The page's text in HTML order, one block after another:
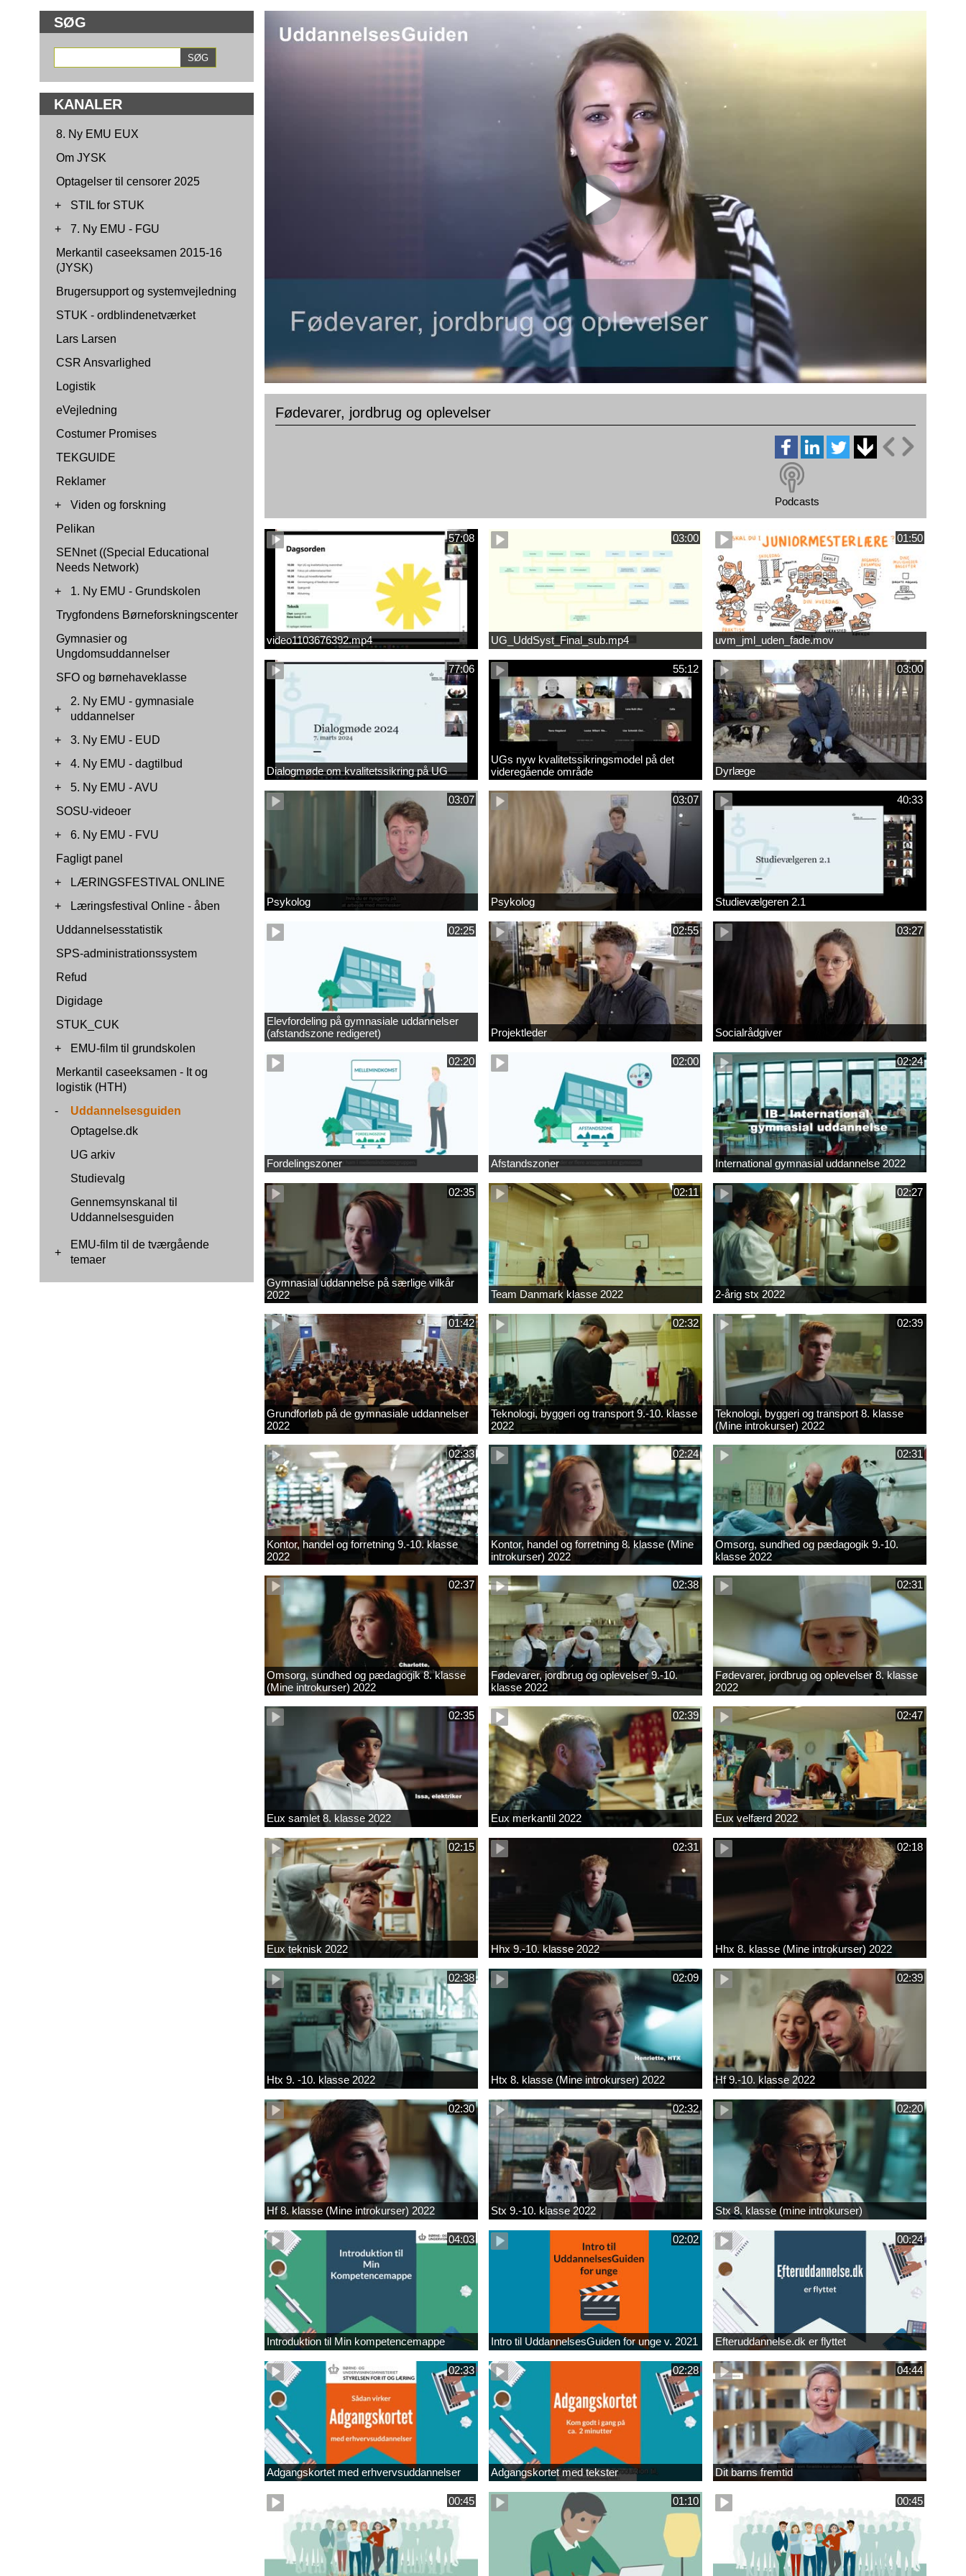
SØG
KANALER
8. Ny EMU EUX
Om JYSK
Optagelser til censorer 2025
+
STIL for STUK
+
7. Ny EMU - FGU
Merkantil caseeksamen 2015-16
(JYSK)
Brugersupport og systemvejledning
STUK - ordblindenetværket
Lars Larsen
CSR Ansvarlighed
Logistik
eVejledning
Costumer Promises
TEKGUIDE
Reklamer
+
Viden og forskning
Pelikan
SENnet ((Special Educational
Needs Network)
+
1. Ny EMU - Grundskolen
Trygfondens Børneforskningscenter
Gymnasier og
Ungdomsuddannelser
SFO og børnehaveklasse
+
2. Ny EMU - gymnasiale
uddannelser
+
3. Ny EMU - EUD
+
4. Ny EMU - dagtilbud
+
5. Ny EMU - AVU
SOSU-videoer
+
6. Ny EMU - FVU
Fagligt panel
+
LÆRINGSFESTIVAL ONLINE
+
Læringsfestival Online - åben
Uddannelsesstatistik
SPS-administrationssystem
Refud
Digidage
STUK_CUK
+
EMU-film til grundskolen
Merkantil caseeksamen - It og
logistik (HTH)
-
Uddannelsesguiden
Optagelse.dk
UG arkiv
Studievalg
Gennemsynskanal til
Uddannelsesguiden
+
EMU-film til de tværgående
temaer
Fødevarer, jordbrug og oplevelser
Podcasts
57:08
video1103676392.mp4
03:00
UG_UddSyst_Final_sub.mp4
01:50
uvm_jml_uden_fade.mov
77:06
Dialogmøde om kvalitetssikring på UG
55:12
UGs nyw kvalitetssikringsmodel på det
videregående område
03:00
Dyrlæge
03:07
Psykolog
03:07
Psykolog
40:33
Studievælgeren 2.1
02:25
Elevfordeling på gymnasiale uddannelser
(afstandszone redigeret)
02:55
Projektleder
03:27
Socialrådgiver
02:20
Fordelingszoner
02:00
Afstandszoner
02:24
International gymnasial uddannelse 2022
02:35
Gymnasial uddannelse på særlige vilkår
2022
02:11
Team Danmark klasse 2022
02:27
2-årig stx 2022
01:42
Grundforløb på de gymnasiale uddannelser
2022
02:32
Teknologi, byggeri og transport 9.-10. klasse
2022
02:39
Teknologi, byggeri og transport 8. klasse
(Mine introkurser) 2022
02:33
Kontor, handel og forretning 9.-10. klasse
2022
02:24
Kontor, handel og forretning 8. klasse (Mine
introkurser) 2022
02:31
Omsorg, sundhed og pædagogik 9.-10.
klasse 2022
02:37
Omsorg, sundhed og pædagogik 8. klasse
(Mine introkurser) 2022
02:38
Fødevarer, jordbrug og oplevelser 9.-10.
klasse 2022
02:31
Fødevarer, jordbrug og oplevelser 8. klasse
2022
02:35
Eux samlet 8. klasse 2022
02:39
Eux merkantil 2022
02:47
Eux velfærd 2022
02:15
Eux teknisk 2022
02:31
Hhx 9.-10. klasse 2022
02:18
Hhx 8. klasse (Mine introkurser) 2022
02:38
Htx 9. -10. klasse 2022
02:09
Htx 8. klasse (Mine introkurser) 2022
02:39
Hf 9.-10. klasse 2022
02:30
Hf 8. klasse (Mine introkurser) 2022
02:32
Stx 9.-10. klasse 2022
02:20
Stx 8. klasse (mine introkurser)
04:03
Introduktion til Min kompetencemappe
02:02
Intro til UddannelsesGuiden for unge v. 2021
00:24
Efteruddannelse.dk er flyttet
02:33
Adgangskortet med erhvervsuddannelser
02:28
Adgangskortet med tekster
04:44
Dit barns fremtid
00:45 01:10 00:45